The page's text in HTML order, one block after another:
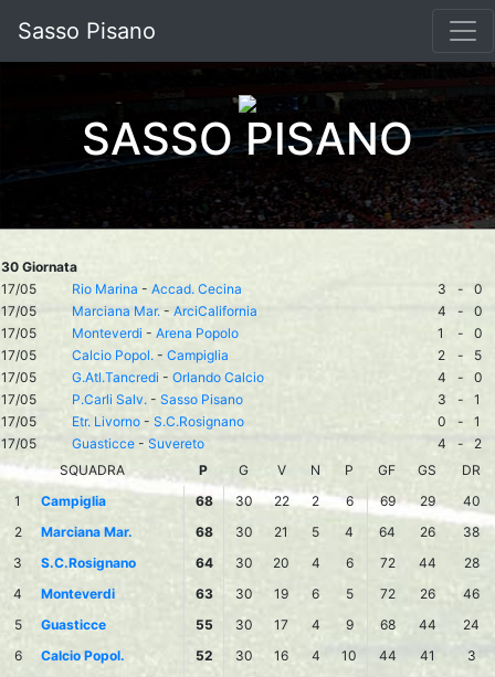
Sasso Pisano
SASSO PISANO
30 Giornata
17/05
Rio Marina - Accad. Cecina 3 -
0
17/05
Marciana Mar. - ArciCalifornia 4 -
0
17/05
Monteverdi - Arena Popolo 1 -
0
17/05
Calcio Popol. - Campiglia 2 -
5
17/05
G.Atl.Tancredi - Orlando Calcio 4 -
0
17/05
P.Carli Salv. - Sasso Pisano 3 -
1
17/05
Etr. Livorno - S.C.Rosignano 0 -
1
17/05
Guasticce - Suvereto 4 -
2
SQUADRA
P G V N P GF GS
DR
1
Campiglia 68 30 22 2 6 69 29
40
2
Marciana Mar. 68 30 21 5 4 64 26
38
3
S.C.Rosignano 64 30 20 4 6 72 44
28
4
Monteverdi 63 30 19 6 5 72 26
46
5
Guasticce 55 30 17 4 9 68 44
24
6
Calcio Popol. 52 30 16 4 10 44 41
3